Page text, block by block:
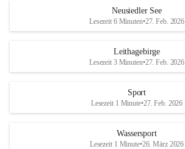
S
und den daraus folgenden wirtschaftlichen
Maßnahmen zur Bekämpfung
Rebe und der Amerikanischen
Anhang VBl. EU Nr. 18
r
S
Neusiedler See
Lesezeit 6 Minuten•27. Feb. 2026
Leithagebirge
Lesezeit 3 Minuten•27. Feb. 2026
Sport
Lesezeit 1 Minute•27. Feb. 2026
Wassersport
Lesezeit 1 Minute•26. März 2026